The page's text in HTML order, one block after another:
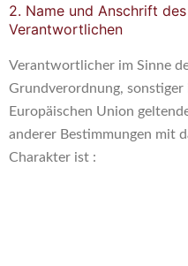
2. Name und Anschrift
Verantwortlichen
Verantwortlicher im Sinne
Grundverordnung,
Europäischen Union
anderer Bestimmungen mit
Charakter ist :